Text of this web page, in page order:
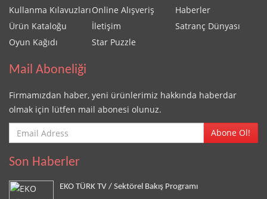
Kullanma KılavuzlarıOnline Alışveriş
Haberler
Ürün Kataloğu
İletişim
Satranç Dünyası
Oyun Kağıdı
Star Puzzle
Mail Aboneliği
Firmamızdan haber, yeni ürünlerimiz hakkında haberdar
olmak için lütfen mail abonesi olunuz.
Abone Ol!
Son Haberler
EKO TÜRK TV / Sektörel Bakış Programı